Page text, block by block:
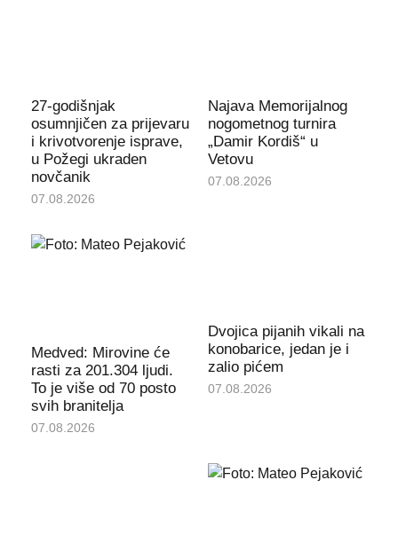
27-godišnjak
osumnjičen za prijevaru
i krivotvorenje isprave,
u Požegi ukraden
novčanik
07.08.2026
Najava Memorijalnog
nogometnog turnira
„Damir Kordiš“ u
Vetovu
07.08.2026
Medved: Mirovine će
rasti za 201.304 ljudi.
To je više od 70 posto
svih branitelja
07.08.2026
Dvojica pijanih vikali na
konobarice, jedan je i
zalio pićem
07.08.2026